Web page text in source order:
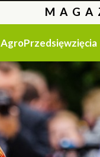
AgroPrzedsięwzięcia